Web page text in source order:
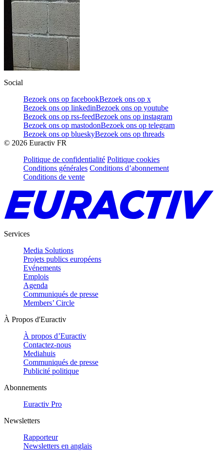
Social
Bezoek ons op facebookBezoek ons op x
Bezoek ons op linkedinBezoek ons op youtube
Bezoek ons op rss-feedBezoek ons op instagram
Bezoek ons op mastodonBezoek ons op telegram
Bezoek ons op blueskyBezoek ons op threads
© 2026 Euractiv FR
Politique de confidentialité Politique cookies
Conditions générales Conditions d’abonnement
Conditions de vente
Services
Media Solutions
Projets publics européens
Evénements
Emplois
Agenda
Communiqués de presse
Members’ Circle
À Propos d'Euractiv
À propos d’Euractiv
Contactez-nous
Mediahuis
Communiqués de presse
Publicité politique
Abonnements
Euractiv Pro
Newsletters
Rapporteur
Newsletters en anglais